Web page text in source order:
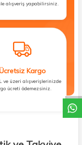
DESTEK
alışveriş yapabilirsiniz.
Kargo
ve üzeri alışverişlerinizde
ücreti ödemezsiniz.